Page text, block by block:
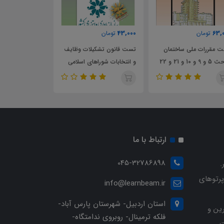
ملی ساختمان
تومان
تست قانون تشکیلات وظایف
و انتخابات شوراهای اسلامی
کشور
و
ارتباط با ما
045-32786898
info@learnbeam.ir
استان اردبیل- شهرستان پارس آباد-
فلکه ترمینال- روبروی ندامتگاه-